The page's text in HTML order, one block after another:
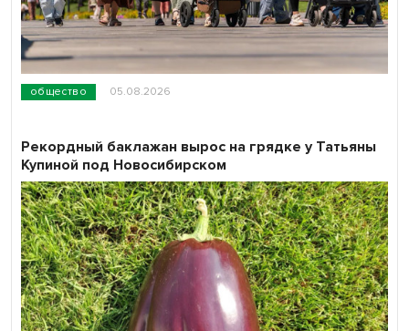
общество 05.08.2026
Рекордный баклажан вырос на грядке у Татьяны
Купиной под Новосибирском